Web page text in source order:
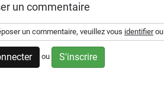
un commentaire
un commentaire, veuillez vous identifierou
ou S'inscrire